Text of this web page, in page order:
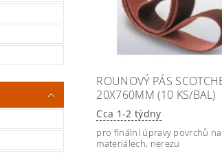
ROUNOVÝ PÁS
20X760MM (10 KS/BAL)
Cca 1-2 týdny
pro finální úpravy povrchů
materiálech, nerezu